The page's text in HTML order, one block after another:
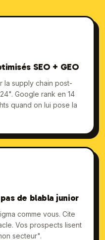
SEO + GEO
la supply chain post-
Google rank en 14
quand on lui pose la
de blabla junior
comme vous. Cite
Vos prospects lisent
secteur".